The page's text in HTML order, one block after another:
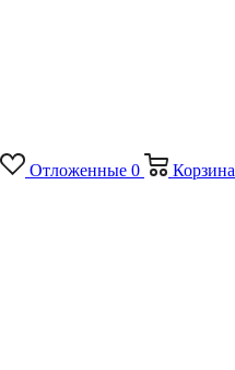
Отложенные 0 Корзина